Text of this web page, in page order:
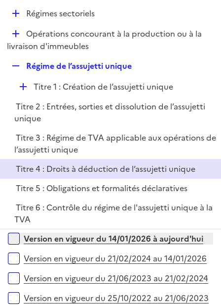
e
D
l
r
Régimes sectoriels
D
é
i
e
r
Opérations concourant à la production ou à la
livraison d'immeubles
p
l
i
e
r
Régime de l’assujetti unique
D
p
l
i
e
r
Titre 1 : Création de l’assujetti unique
Titre 2 : Entrées, sorties et dissolution de l’assujetti
unique
Titre 3 : Régime de TVA applicable aux opérations de
l’assujetti unique
Titre 4 : Droits à déduction de l’assujetti unique
Titre 5 : Obligations et formalités déclaratives
Titre 6 : Contrôle du régime de l'assujetti unique à la
TVA
Versions sur la période
Version en vigueur du 14/01/2026 à aujourd'hui
Version en vigueur du 21/02/2024 au 14/01/2026
Version en vigueur du 21/06/2023 au 21/02/2024
Version en vigueur du 25/10/2022 au 21/06/2023